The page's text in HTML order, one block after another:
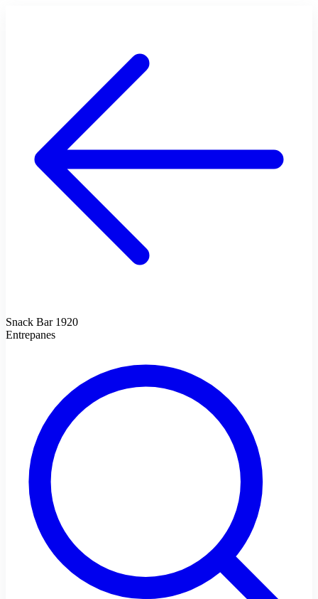
Snack Bar 1920
Entrepanes